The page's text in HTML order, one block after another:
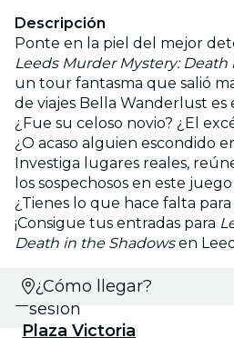
Descripción
Ponte en la piel del mejor
Leeds Murder Mystery:
un tour fantasma que salió
de viajes Bella Wanderlust
¿Fue su celoso novio? ¿El
¿O acaso alguien escondido
Investiga lugares reales,
los sospechosos en este
¿Tienes lo que hace falta
¡Consigue tus entradas para
Death in the Shadowsen
Selecciona
sesión
¿Cómo llegar?
Plaza Victoria